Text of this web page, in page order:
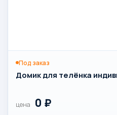
Под заказ
Домик для телёнка
цена 0 ₽